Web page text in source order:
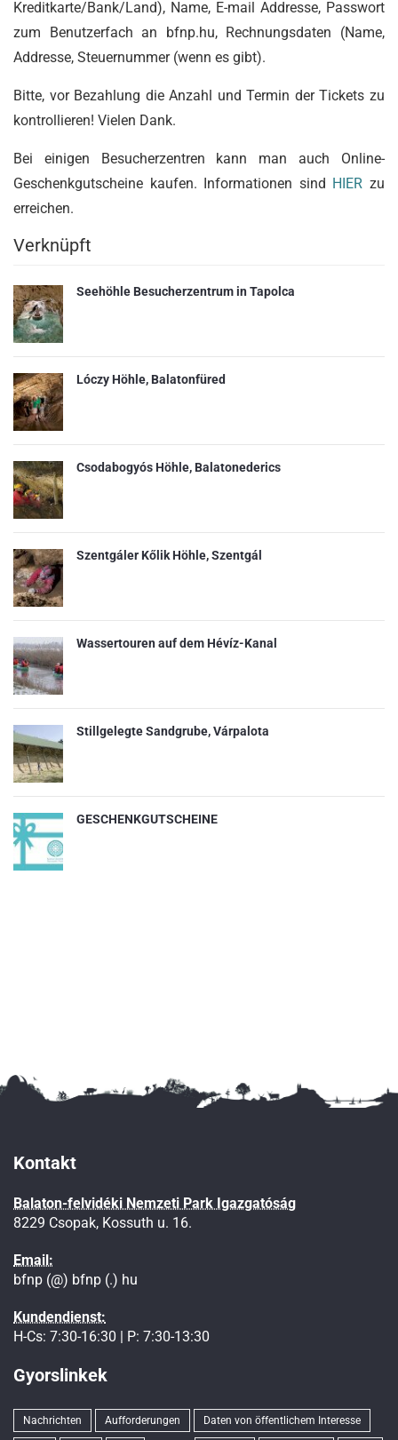
Kreditkarte/Bank/Land), Name, E-mail Addresse, Passwort
zum Benutzerfach an bfnp.hu, Rechnungsdaten (Name,
Addresse, Steuernummer (wenn es gibt).
Bitte, vor Bezahlung die Anzahl und Termin der Tickets zu
kontrollieren! Vielen Dank.
Bei einigen Besucherzentren kann man auch Online-
Geschenkgutscheine kaufen. Informationen sind HIER zu
erreichen.
Verknüpft
Seehöhle Besucherzentrum in Tapolca
Lóczy Höhle, Balatonfüred
Csodabogyós Höhle, Balatonederics
Szentgáler Kőlik Höhle, Szentgál
Wassertouren auf dem Hévíz-Kanal
Stillgelegte Sandgrube, Várpalota
GESCHENKGUTSCHEINE
Kontakt
Balaton-felvidéki Nemzeti Park Igazgatóság
8229 Csopak, Kossuth u. 16.
Email:
bfnp (@) bfnp (.) hu
Kundendienst:
H-Cs: 7:30-16:30 | P: 7:30-13:30
Gyorslinkek
Nachrichten Aufforderungen Daten von öffentlichem Interesse